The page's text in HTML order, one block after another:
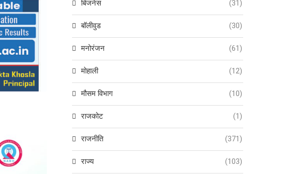
बिजनेस (31)
बॉलीवुड (30)
मनोरंजन (61)
मोहाली (12)
मौसम विभाग (10)
राजकोट (1)
राजनीति (371)
राज्य (103)